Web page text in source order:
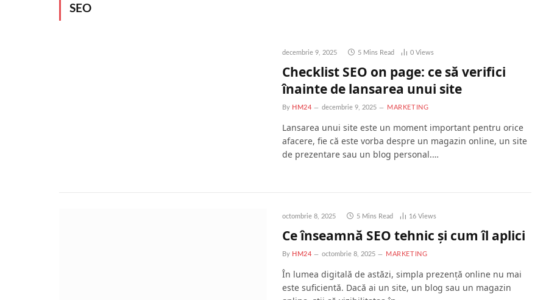
SEO
decembrie 9, 2025 5 Mins Read 0 Views
Checklist SEO on page: ce să verifici
înainte de lansarea unui site
By HM24 decembrie 9, 2025 MARKETING
Lansarea unui site este un moment important pentru orice
afacere, fie că este vorba despre un magazin online, un site
de prezentare sau un blog personal.…
octombrie 8, 2025 5 Mins Read 16 Views
Ce înseamnă SEO tehnic și cum îl aplici
By HM24 octombrie 8, 2025 MARKETING
În lumea digitală de astăzi, simpla prezență online nu mai
este suficientă. Dacă ai un site, un blog sau un magazin